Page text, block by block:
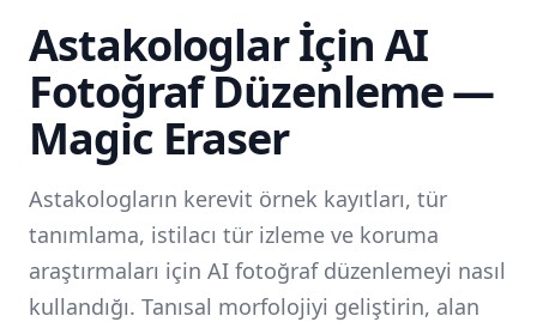
Astakologlar İçin AI
Fotoğraf Düzenleme —
Magic Eraser
Astakologların kerevit örnek kayıtları, tür
tanımlama, istilacı tür izleme ve koruma
araştırmaları için AI fotoğraf düzenlemeyi nasıl
kullandığı. Tanısal morfolojiyi geliştirin, alan